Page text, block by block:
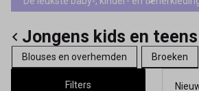
it
jongens
Jongens kids en teens
Blouses en overhemden
Broeken
Filters